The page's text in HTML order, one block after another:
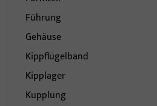
Führung
Gehäuse
Kippflügelband
Kipplager
Kupplung